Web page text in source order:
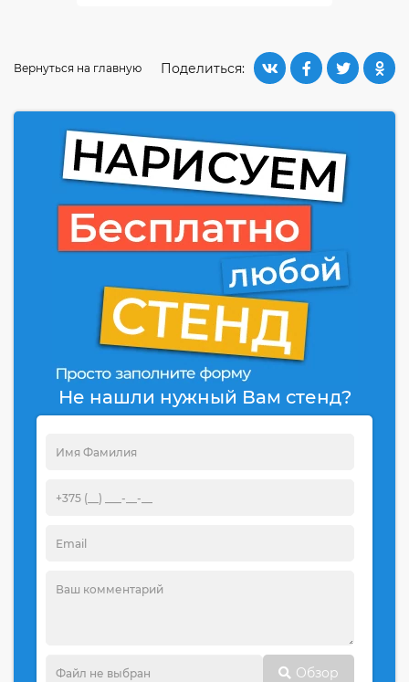
Поделиться:
Вернуться на главную
Не нашли нужный Вам стенд?
Обзор